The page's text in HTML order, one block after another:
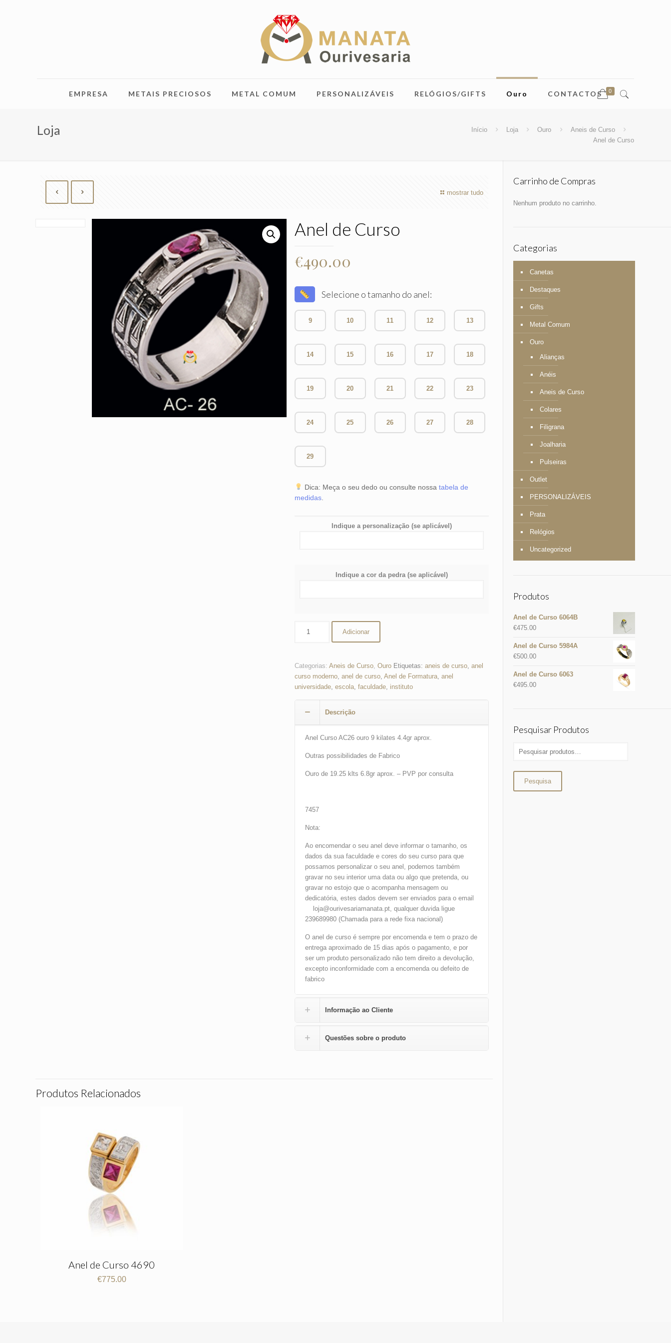
EMPRESA METAIS PRECIOSOS METAL COMUM PERSONALIZÁVEIS RELÓGIOS/GIFTS Ouro CONTACTOS 0
Loja Início Loja Ouro
Aneis de Curso
Anel de Curso
mostrar tudo
Anel de Curso
€490.00
Selecione o tamanho do anel:
9 10 11 12 13
14 15 16 17 18
19 20 21 22 23
24 25 26 27 28
29
Dica: Meça o seu dedo ou consulte nossa tabela de
medidas
Indique a personalização (se aplicável)
Indique a cor da pedra (se aplicável)
Curso
Adicionar
Categorias:Aneis de Curso,Ouro Etiquetas:aneis de curso,anel
curso moderno,anel de curso,Anel de Formatura,anel
universidade,escola,faculdade, instituto
Descrição
Anel Curso AC26 ouro 9 kilates 4.4gr aprox.
Outras possibilidades de Fabrico
Ouro de 19.25 klts 6.8gr aprox. – PVP por consulta
7457
Nota:
Ao encomendar o seu anel deve informar o tamanho, os
dados da sua faculdade e cores do seu curso para que
possamos personalizar o seu anel, podemos também
gravar no seu interior uma data ou algo que pretenda, ou
gravar no estojo que o acompanha mensagem ou
dedicatória, estes dados devem ser enviados para o email
loja@ourivesariamanata.pt, qualquer duvida ligue
239689980 (Chamada para a rede fixa nacional)
O anel de curso é sempre por encomenda e tem o prazo de
entrega aproximado de 15 dias após o pagamento, e por
ser um produto personalizado não tem direito a devolução,
excepto inconformidade com a encomenda ou defeito de
fabrico
Informação ao Cliente
Questões sobre o produto
Produtos Relacionados
Anel de Curso 4690
€775.00
Carrinho de Compras
Nenhum produto no carrinho.
Categorias
Canetas
Destaques
Gifts
Metal Comum
Ouro
Alianças
Anéis
Aneis de Curso
Colares
Filigrana
Joalharia
Pulseiras
Outlet
PERSONALIZÁVEIS
Prata
Relógios
Uncategorized
Produtos
Anel de Curso 6064B
€475.00
Anel de Curso 5984A
€500.00
Anel de Curso 6063
€495.00
Pesquisar Produtos
Pesquisa